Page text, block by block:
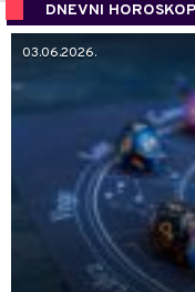
DNEVNI HOROSKOP
03.06.2026.